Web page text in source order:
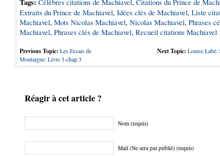
Célèbres citations de Machiavel, Citations du Prince de
Extraits du Prince de Machiavel, Idées clés de Machiavel, Liste
Machiavel, Mots Nicolas Machiavel, Nicolas Machiavel, Phrases
Machiavel, Phrases clés de Machiavel, Recueil citations Machiavel
Previous Topic: Les Essais de
Montaigne: Livre 3-chap.3
Next Topic: Louise
Réagir à cet article ?
Nom (requis)
Mail (Ne sera pas publié) (requis)